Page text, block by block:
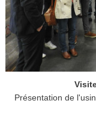
Présentation de